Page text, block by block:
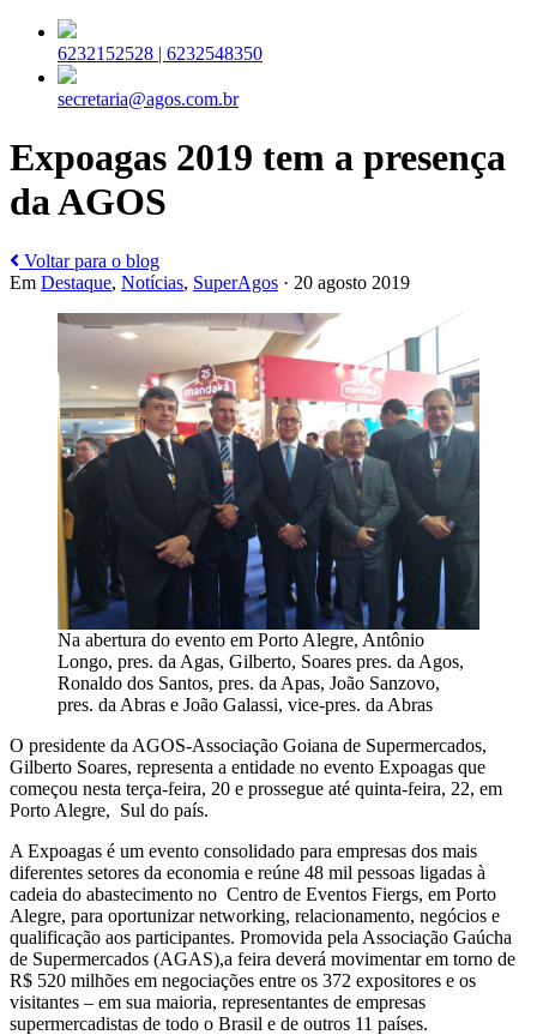
6232152528 | 6232548350
secretaria@agos.com.br
Expoagas 2019 tem a presença
da AGOS
Voltar para o blog
Em Destaque, Notícias, SuperAgos · 20 agosto 2019
Na abertura do evento em Porto Alegre, Antônio
Longo, pres. da Agas, Gilberto, Soares pres. da Agos,
Ronaldo dos Santos, pres. da Apas, João Sanzovo,
pres. da Abras e João Galassi, vice-pres. da Abras
O presidente da AGOS-Associação Goiana de Supermercados,
Gilberto Soares, representa a entidade no evento Expoagas que
começou nesta terça-feira, 20 e prossegue até quinta-feira, 22, em
Porto Alegre, Sul do país.
A Expoagas é um evento consolidado para empresas dos mais
diferentes setores da economia e reúne 48 mil pessoas ligadas à
cadeia do abastecimento no Centro de Eventos Fiergs, em Porto
Alegre, para oportunizar networking, relacionamento, negócios e
qualificação aos participantes. Promovida pela Associação Gaúcha
de Supermercados (AGAS),a feira deverá movimentar em torno de
R$ 520 milhões em negociações entre os 372 expositores e os
visitantes – em sua maioria, representantes de empresas
supermercadistas de todo o Brasil e de outros 11 países.